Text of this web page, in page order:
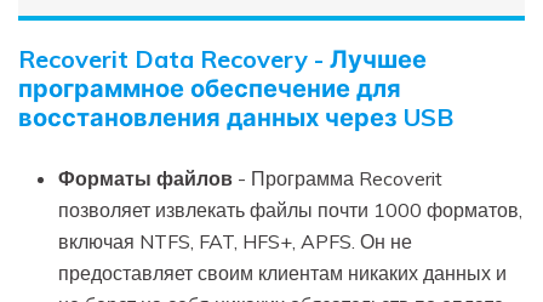
Recoverit Data Recovery - Лучшее
программное обеспечение для
восстановления данных через USB
Форматы файлов - Программа Recoverit
позволяет извлекать файлы почти 1000 форматов,
включая NTFS, FAT, HFS+, APFS. Он не
предоставляет своим клиентам никаких данных и